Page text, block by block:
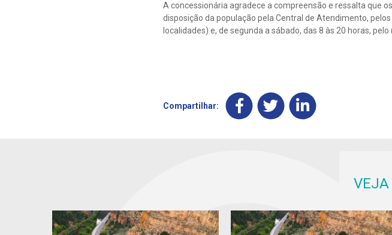
A concessionária agradece a compreensão e ressalta que
disposição da população pela Central de Atendimento,
localidades) e, de segunda a sábado, das 8 às 20 horas,
Compartilhar:
VEJA